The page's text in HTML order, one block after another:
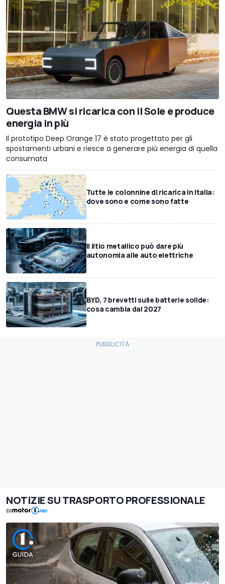
Questa BMW si ricarica con il Sole e produce
energia in più
Il prototipo Deep Orange 17 è stato progettato per gli
spostamenti urbani e riesce a generare più energia di quella
consumata
Tutte le colonnine di ricarica in Italia:
dove sono e come sono fatte
Il litio metallico può dare più
autonomia alle auto elettriche
BYD, 7 brevetti sulle batterie solide:
cosa cambia dal 2027
NOTIZIE SU TRASPORTO PROFESSIONALE
DI